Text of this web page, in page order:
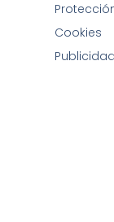
Cookies
Publicidad